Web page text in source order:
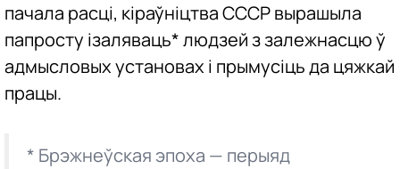
пачала расці, кіраўніцтва СССР вырашыла
папросту ізаляваць* людзей з залежнасцю ў
адмысловых установах і прымусіць да цяжкай
працы.
* Брэжнеўская эпоха — перыяд